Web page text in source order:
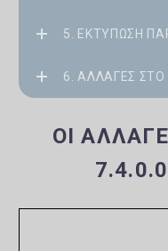
5. ΕΚΤΎΠΩΣΗ
6. ΑΛΛΑΓΈΣ ΣΤΟ
ΟΙ